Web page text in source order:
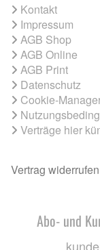
Kontakt
Impressum
AGB Shop
AGB Online
AGB Print
Datenschutz
Cookie-
Verträge hier
Vertrag widerrufen
Abo- und